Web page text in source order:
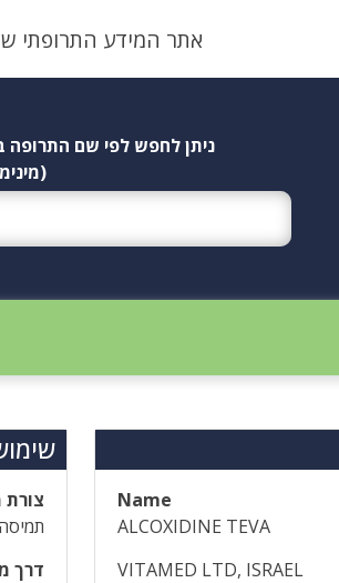
אתר המידע התרופתי
ניתן לחפש לפי שם התרופה
(מינימום 3
Name
ALCOXIDINE TEVA
VITAMED LTD, ISRAEL
צורת
דרך